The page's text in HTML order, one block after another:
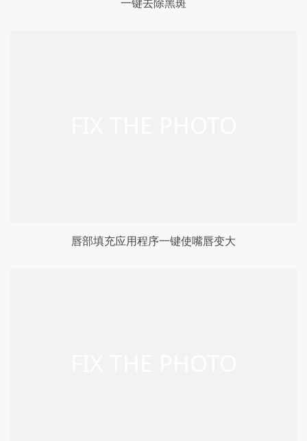
唇部填充应用程序一键使嘴唇变大